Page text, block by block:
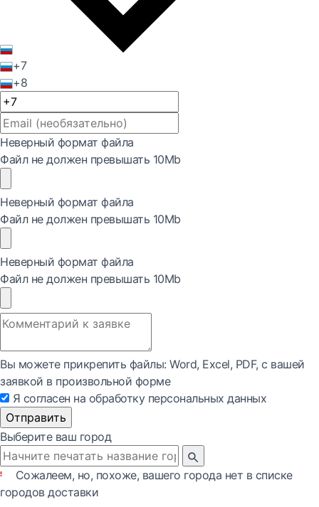
+7
+8
Неверный формат файла
Файл не должен превышать 10Mb
Неверный формат файла
Файл не должен превышать 10Mb
Неверный формат файла
Файл не должен превышать 10Mb
Вы можете прикрепить файлы: Word, Exсel, PDF, с вашей
заявкой в произвольной форме
Я согласен на обработку персональных данных
Отправить
Выберите ваш город
Сожалеем, но, похоже, вашего города нет в списке
городов доставки